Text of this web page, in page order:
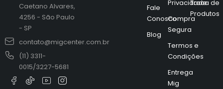
Caetano Alvares,
4256 - São Paulo
- SP
contato@migcenter.com.br
(11) 3311-
0015/3227-5681
Fale
Conosco
Blog
Privacidade
Compra
Segura
Termos e
Condições
Entrega
Mig
Troca de
Produtos